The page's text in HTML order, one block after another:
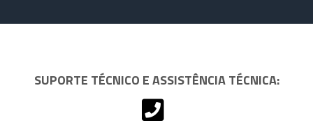
SUPORTE TÉCNICO E ASSISTÊNCIA TÉCNICA: